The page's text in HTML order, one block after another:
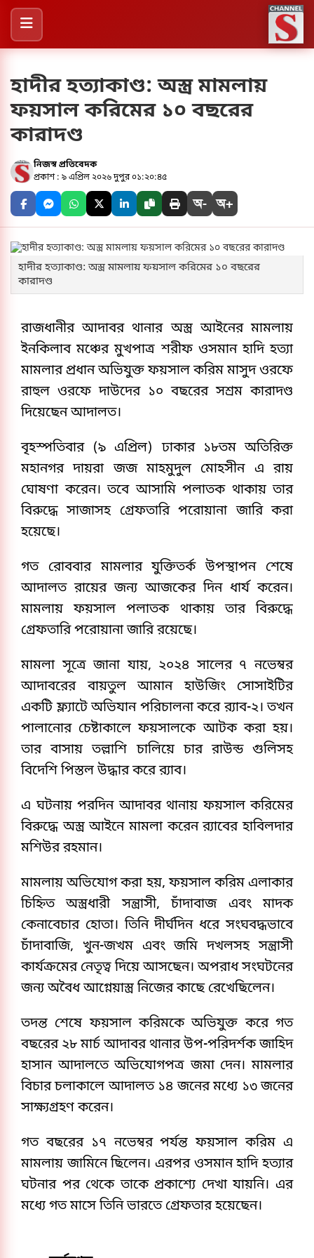
হাদীর হত্যাকাণ্ড: অস্ত্র মামলায়
ফয়সাল করিমের ১০ বছরের
কারাদণ্ড
নিজস্ব প্রতিবেদক
প্রকাশ : ৯ এপ্রিল ২০২৬ দুপুর ০১:২০:৪৫
অ- অ+
হাদীর হত্যাকাণ্ড: অস্ত্র মামলায় ফয়সাল করিমের ১০ বছরের
কারাদণ্ড
রাজধানীর আদাবর থানার অস্ত্র আইনের মামলায়
ইনকিলাব মঞ্চের মুখপাত্র শরীফ ওসমান হাদি হত্যা
মামলার প্রধান অভিযুক্ত ফয়সাল করিম মাসুদ ওরফে
রাহুল ওরফে দাউদের ১০ বছরের সশ্রম কারাদণ্ড
দিয়েছেন আদালত।
বৃহস্পতিবার (৯ এপ্রিল) ঢাকার ১৮তম অতিরিক্ত
মহানগর দায়রা জজ মাহমুদুল মোহসীন এ রায়
ঘোষণা করেন।তবে আসামি পলাতক থাকায় তার
বিরুদ্ধে সাজাসহ গ্রেফতারি পরোয়ানা জারি করা
হয়েছে।
গত রোববার মামলার যুক্তিতর্ক উপস্থাপন শেষে
আদালত রায়ের জন্য আজকের দিন ধার্য করেন।
মামলায় ফয়সাল পলাতক থাকায় তার বিরুদ্ধে
গ্রেফতারি পরোয়ানা জারি রয়েছে।
মামলা সূত্রে জানা যায়, ২০২৪ সালের ৭ নভেম্বর
আদাবরের বায়তুল আমান হাউজিং সোসাইটির
একটি ফ্ল্যাটে অভিযান পরিচালনা করে র‌্যাব-২। তখন
পালানোর চেষ্টাকালে ফয়সালকে আটক করা হয়।
তার বাসায় তল্লাশি চালিয়ে চার রাউন্ড গুলিসহ
বিদেশি পিস্তল উদ্ধার করে র‌্যাব।
এ ঘটনায় পরদিন আদাবর থানায় ফয়সাল করিমের
বিরুদ্ধে অস্ত্র আইনে মামলা করেন র‌্যাবের হাবিলদার
মশিউর রহমান।
মামলায় অভিযোগ করা হয়, ফয়সাল করিম এলাকার
চিহ্নিত অস্ত্রধারী সন্ত্রাসী, চাঁদাবাজ এবং মাদক
কেনাবেচার হোতা। তিনি দীর্ঘদিন ধরে সংঘবদ্ধভাবে
চাঁদাবাজি, খুন-জখম এবং জমি দখলসহ সন্ত্রাসী
কার্যক্রমের নেতৃত্ব দিয়ে আসছেন। অপরাধ সংঘটনের
জন্য অবৈধ আগ্নেয়াস্ত্র নিজের কাছে রেখেছিলেন।
তদন্ত শেষে ফয়সাল করিমকে অভিযুক্ত করে গত
বছরের ২৮ মার্চ আদাবর থানার উপ-পরিদর্শক জাহিদ
হাসান আদালতে অভিযোগপত্র জমা দেন। মামলার
বিচার চলাকালে আদালত ১৪ জনের মধ্যে ১৩ জনের
সাক্ষ্যগ্রহণ করেন।
গত বছরের ১৭ নভেম্বর পর্যন্ত ফয়সাল করিম এ
মামলায় জামিনে ছিলেন। এরপর ওসমান হাদি হত্যার
ঘটনার পর থেকে তাকে প্রকাশ্যে দেখা যায়নি। এর
মধ্যে গত মাসে তিনি ভারতে গ্রেফতার হয়েছেন।